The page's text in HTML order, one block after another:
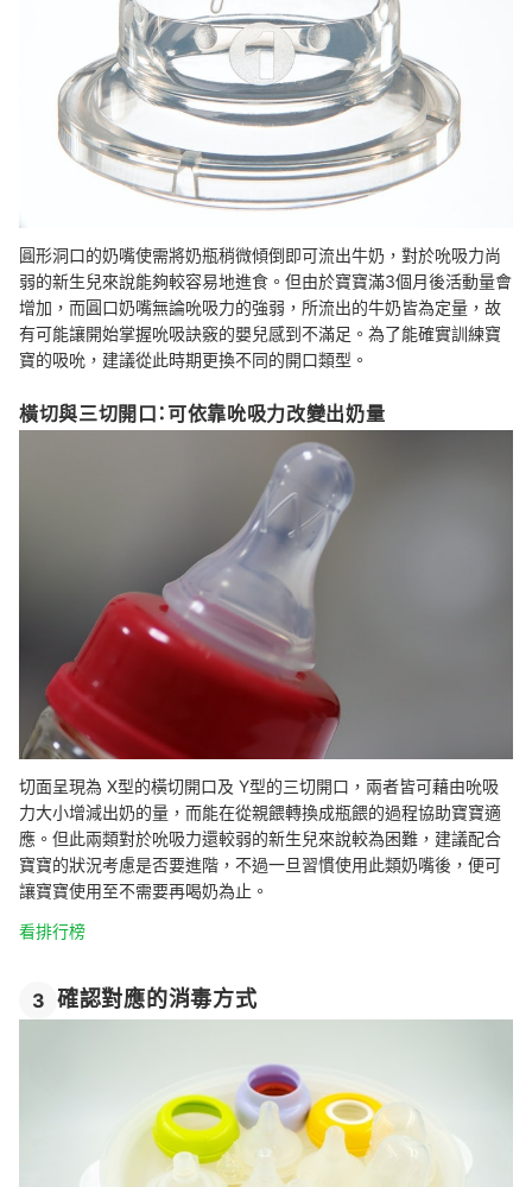
圓形洞口的奶嘴使需將奶瓶稍微傾倒即可流出牛奶，對於吮吸力尚
弱的新生兒來說能夠較容易地進食。但由於寶寶滿3個月後活動量會
增加，而圓口奶嘴無論吮吸力的強弱，所流出的牛奶皆為定量，故
有可能讓開始掌握吮吸訣竅的嬰兒感到不滿足。為了能確實訓練寶
寶的吸吮，建議從此時期更換不同的開口類型。
橫切與三切開口：可依靠吮吸力改變出奶量
切面呈現為 X型的橫切開口及 Y型的三切開口，兩者皆可藉由吮吸
力大小增減出奶的量，而能在從親餵轉換成瓶餵的過程協助寶寶適
應。但此兩類對於吮吸力還較弱的新生兒來說較為困難，建議配合
寶寶的狀況考慮是否要進階，不過一旦習慣使用此類奶嘴後，便可
讓寶寶使用至不需要再喝奶為止。
看排行榜
3 確認對應的消毒方式